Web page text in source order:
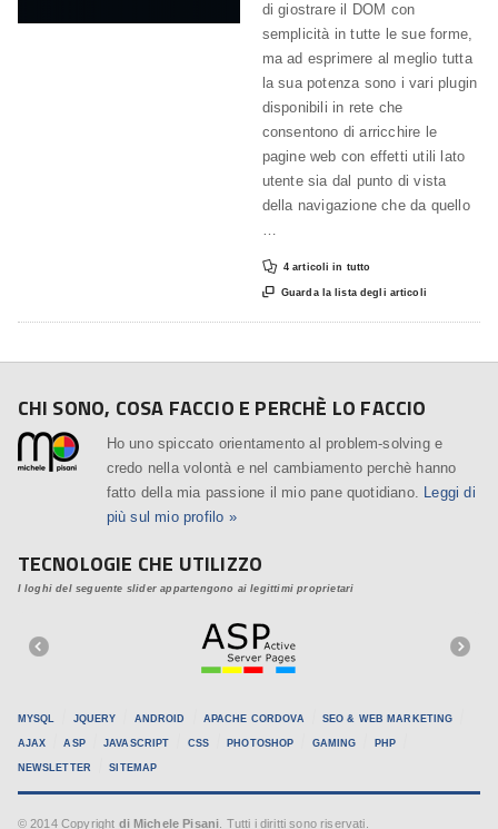
di giostrare il DOM con
semplicità in tutte le sue forme,
ma ad esprimere al meglio tutta
la sua potenza sono i vari plugin
disponibili in rete che
consentono di arricchire le
pagine web con effetti utili lato
utente sia dal punto di vista
della navigazione che da quello
…
 4 articoli in tutto
 Guarda la lista degli articoli
CHI SONO, COSA FACCIO E PERCHÈ LO FACCIO
Ho uno spiccato orientamento al problem-solving e
credo nella volontà e nel cambiamento perchè hanno
fatto della mia passione il mio pane quotidiano. Leggi di
più sul mio profilo »
TECNOLOGIE CHE UTILIZZO
I loghi del seguente slider appartengono ai legittimi proprietari
MYSQL JQUERY ANDROID APACHE CORDOVA SEO & WEB MARKETING
AJAX ASP JAVASCRIPT CSS PHOTOSHOP GAMING PHP
NEWSLETTER SITEMAP
© 2014 Copyright di Michele Pisani . Tutti i diritti sono riservati.